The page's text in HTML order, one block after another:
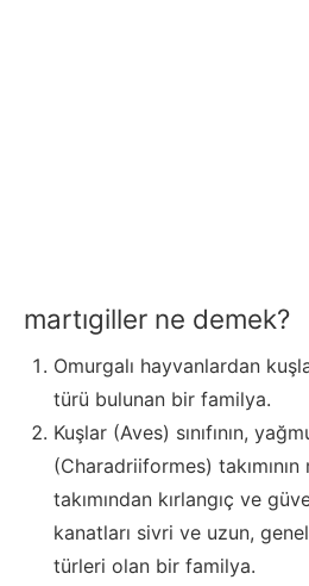
martıgiller ne demek?
Omurgalı hayvanlardan
türü bulunan bir familya.
Kuşlar (Aves) sınıfının,
(Charadriiformes)
takımından kırlangıç ve
kanatları sivri ve uzun,
türleri olan bir familya.